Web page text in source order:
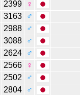
2399
♀
3163
♂
2988
♂
3088
♂
2624
♂
2566
♀
2502
♂
2804 ♂